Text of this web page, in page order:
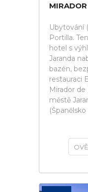
Ubytování
Portilla.
hotel s
Jaranda
bazén,
restauraci
Mirador
městě